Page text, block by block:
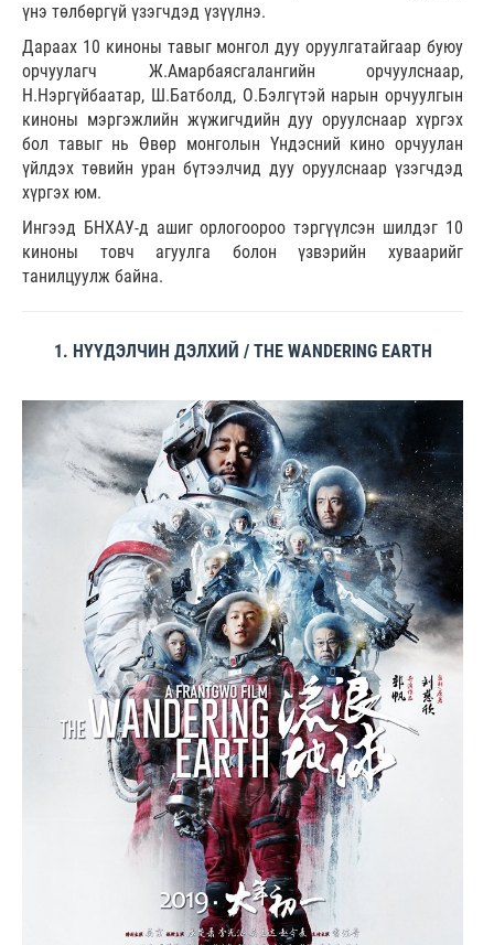
үнэ төлбөргүй үзэгчдэд үзүүлнэ.
Дараах 10 киноны тавыг монгол дуу оруулгатайгаар буюу
орчуулагч Ж.Амарбаясгалангийн орчуулснаар,
Н.Нэргүйбаатар, Ш.Батболд, О.Бэлгүтэй нарын орчуулгын
киноны мэргэжлийн жүжигчдийн дуу оруулснаар хүргэх
бол тавыг нь Өвөр монголын Үндэсний кино орчуулан
үйлдэх төвийн уран бүтээлчид дуу оруулснаар үзэгчдэд
хүргэх юм.
Ингээд БНХАУ-д ашиг орлогоороо тэргүүлсэн шилдэг 10
киноны товч агуулга болон үзвэрийн хуваарийг
танилцуулж байна.
1. НҮҮДЭЛЧИН ДЭЛХИЙ / THE WANDERING EARTH